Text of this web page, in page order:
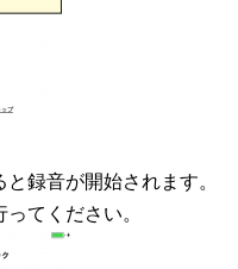
録音が開始されます。
てください。